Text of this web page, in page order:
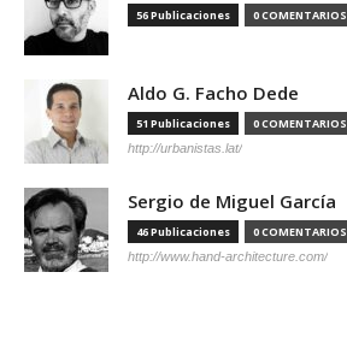
56 Publicaciones 0 COMENTARIOS
Aldo G. Facho Dede
51 Publicaciones 0 COMENTARIOS
http://urbanistas.lat/
Sergio de Miguel García
46 Publicaciones 0 COMENTARIOS
http://www.hand-architecture.com/